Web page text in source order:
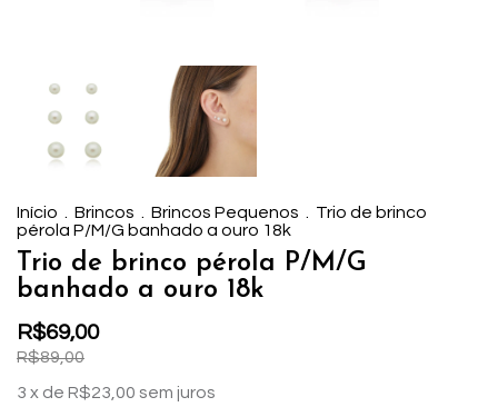
Início Brincos Brincos Pequenos
Trio de brinco
pérola P/M/G banhado a ouro 18k
Trio de brinco pérola P/M/G
banhado a ouro 18k
R$69,00
R$89,00
3 x de R$23,00 sem juros